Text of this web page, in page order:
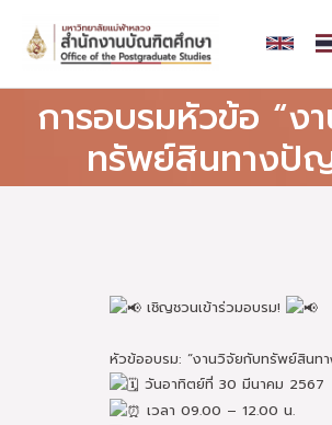
content
การอบรมหัวข้อ “ง
ทรัพย์สินทางปั
เชิญชวนเข้าร่วมอบรม!
หัวข้ออบรม: “งานวิจัยกับทรัพย์สินท
วันอาทิตย์ที่ 30 มีนาคม 2567
เวลา 09.00 – 12.00 น.